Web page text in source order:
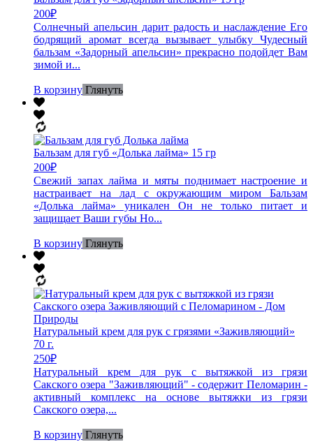
200₽
Солнечный апельсин дарит радость и наслаждение Его
бодрящий аромат всегда вызывает улыбку Чудесный
бальзам «Задорный апельсин» прекрасно подойдет Вам
зимой и...
В корзину Глянуть
Бальзам для губ «Долька лайма» 15 гр
200₽
Свежий запах лайма и мяты поднимает настроение и
настраивает на лад с окружающим миром Бальзам
«Долька лайма» уникален Он не только питает и
защищает Ваши губы Но...
В корзину Глянуть
Натуральный крем для рук с грязями «Заживляющий»
70 г.
250₽
Натуральный крем для рук с вытяжкой из грязи
Сакского озера "Заживляющий" - содержит Пеломарин -
активный комплекс на основе вытяжки из грязи
Сакского озера,...
В корзину Глянуть